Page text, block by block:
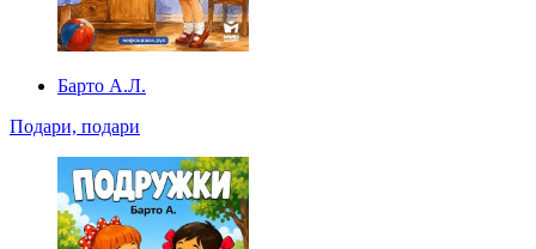
Барто А.Л.
Подари, подари